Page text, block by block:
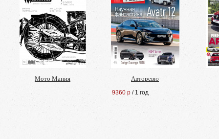
Мото Мания Авторевю
9360 р / 1 год